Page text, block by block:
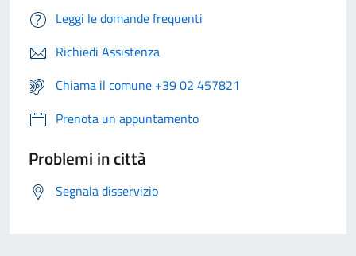
Leggi le domande frequenti
Richiedi Assistenza
Chiama il comune +39 02 457821
Prenota un appuntamento
Problemi in città
Segnala disservizio